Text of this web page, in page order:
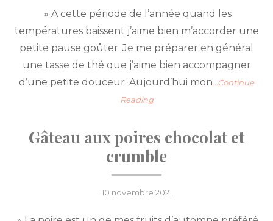
» A cette période de l’année quand les
températures baissent j’aime bien m’accorder une
petite pause goûter. Je me préparer en général
une tasse de thé que j’aime bien accompagner
d’une petite douceur. Aujourd’hui mon…Continue
Reading
Gâteau aux poires chocolat et
crumble
Posted
10 novembre 2021